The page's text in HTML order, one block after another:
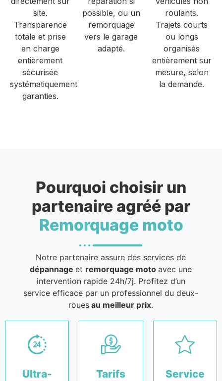
site.
Transparence
totale et prise
en charge
entièrement
sécurisée
systématiquement
garanties.
possible, ou un
remorquage
vers le garage
adapté.
roulants.
Trajets courts
ou longs
organisés
entièrement sur
mesure, selon
la demande.
Pourquoi choisir un
partenaire agréé par
Remorquage moto
Notre partenaire assure des services de
dépannageet remorquage motoavec une
intervention rapide 24h/7j. Profitez d’un
service efficace par un professionnel du deux-
roues au meilleur prix.
Ultra-
Tarifs
Service